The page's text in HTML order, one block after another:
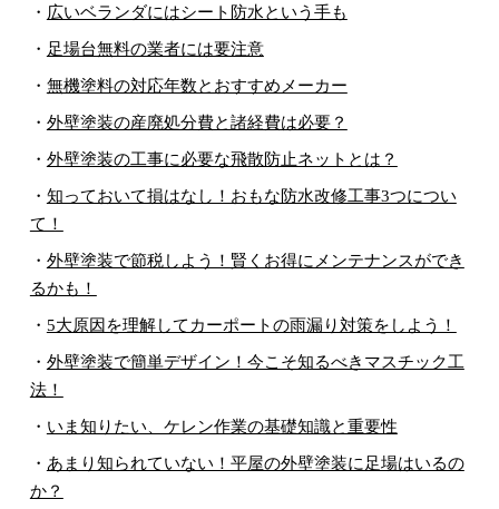
・ 広いベランダにはシート防水という手も
・ 足場台無料の業者には要注意
・ 無機塗料の対応年数とおすすめメーカー
・ 外壁塗装の産廃処分費と諸経費は必要？
・ 外壁塗装の工事に必要な飛散防止ネットとは？
・ 知っておいて損はなし！おもな防水改修工事3つについ
て！
・ 外壁塗装で節税しよう！賢くお得にメンテナンスができ
るかも！
・ 5大原因を理解してカーポートの雨漏り対策をしよう！
・ 外壁塗装で簡単デザイン！今こそ知るべきマスチック工
法！
・ いま知りたい、ケレン作業の基礎知識と重要性
・ あまり知られていない！平屋の外壁塗装に足場はいるの
か？